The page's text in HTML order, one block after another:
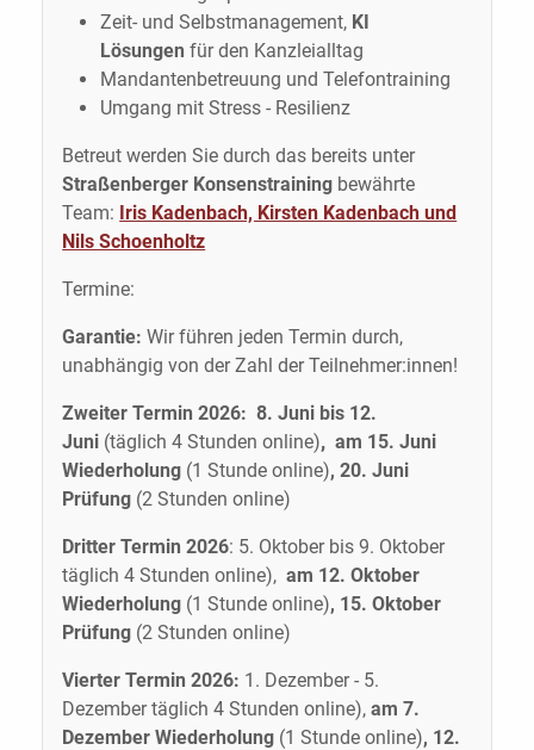
Zeit- und Selbstmanagement, KI
Lösungen für den Kanzleialltag
Mandantenbetreuung und Telefontraining
Umgang mit Stress - Resilienz
Betreut werden Sie durch das bereits unter
Straßenberger Konsenstraining bewährte
Team: Iris Kadenbach, Kirsten Kadenbach und
Nils Schoenholtz
Termine:
Garantie:Wir führen jeden Termin durch,
unabhängig von der Zahl der Teilnehmer:innen!
Zweiter Termin 2026: 8. Juni bis 12.
Juni (täglich 4 Stunden online),am 15. Juni
Wiederholung (1 Stunde online), 20. Juni
Prüfung (2 Stunden online)
Dritter Termin 2026: 5. Oktober bis 9. Oktober
täglich 4 Stunden online), am 12. Oktober
Wiederholung (1 Stunde online), 15. Oktober
Prüfung (2 Stunden online)
Vierter Termin 2026: 1. Dezember - 5.
Dezember täglich 4 Stunden online),am 7.
Dezember Wiederholung (1 Stunde online), 12.